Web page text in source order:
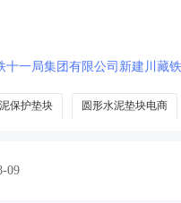
十一局集团有限公司新建川藏
保护垫块 圆形水泥垫块电商
09